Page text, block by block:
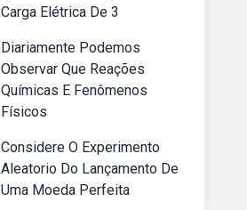
Carga Elétrica De 3
Diariamente Podemos
Observar Que Reações
Químicas E Fenômenos
Físicos
Considere O Experimento
Aleatorio Do Lançamento De
Uma Moeda Perfeita